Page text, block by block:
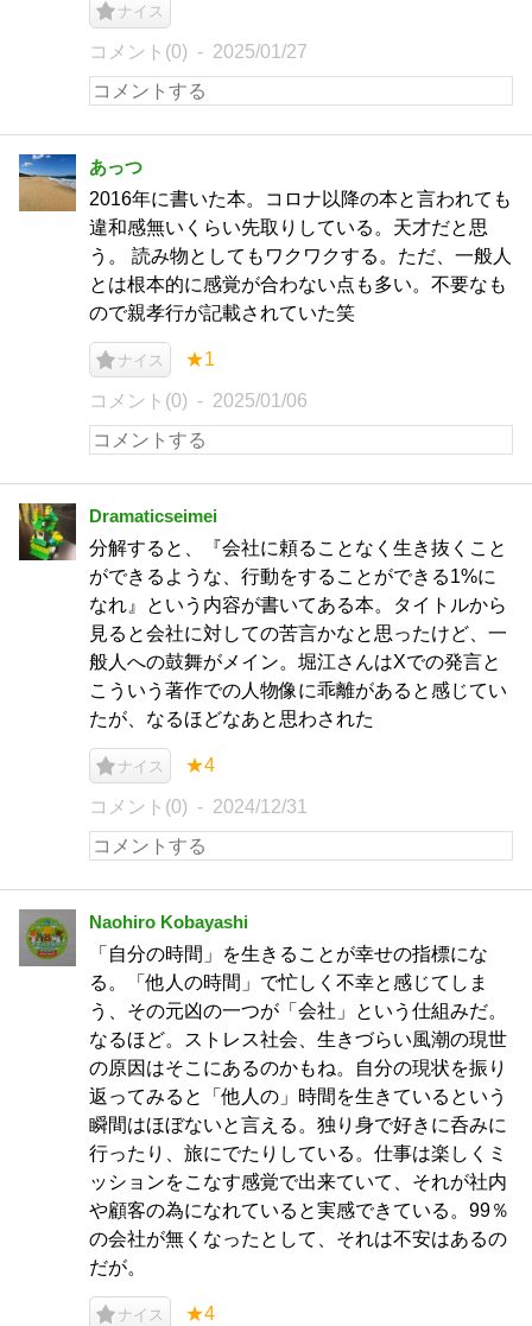
ナイス
コメント(0) 2025/01/27
あっつ
2016年に書いた本。コロナ以降の本と言われても
違和感無いくらい先取りしている。天才だと思
う。 読み物としてもワクワクする。ただ、一般人
とは根本的に感覚が合わない点も多い。不要なも
ので親孝行が記載されていた笑
ナイス ★1
コメント(0) 2025/01/06
Dramaticseimei
分解すると、『会社に頼ることなく生き抜くこと
ができるような、行動をすることができる1%に
なれ』という内容が書いてある本。タイトルから
見ると会社に対しての苦言かなと思ったけど、一
般人への鼓舞がメイン。堀江さんはXでの発言と
こういう著作での人物像に乖離があると感じてい
たが、なるほどなあと思わされた
ナイス ★4
コメント(0) 2024/12/31
Naohiro Kobayashi
「自分の時間」を生きることが幸せの指標にな
る。「他人の時間」で忙しく不幸と感じてしま
う、その元凶の一つが「会社」という仕組みだ。
なるほど。ストレス社会、生きづらい風潮の現世
の原因はそこにあるのかもね。自分の現状を振り
返ってみると「他人の」時間を生きているという
瞬間はほぼないと言える。独り身で好きに呑みに
行ったり、旅にでたりしている。仕事は楽しくミ
ッションをこなす感覚で出来ていて、それが社内
や顧客の為になれていると実感できている。99％
の会社が無くなったとして、それは不安はあるの
だが。
ナイス ★4